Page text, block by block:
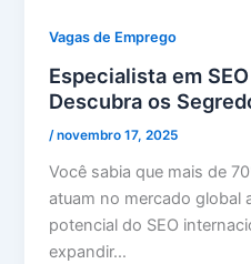
Vagas de Emprego
Especialista em
Descubra os
/novembro 17, 2025
Você sabia que mais de
atuam no mercado global
potencial do SEO
expandir…